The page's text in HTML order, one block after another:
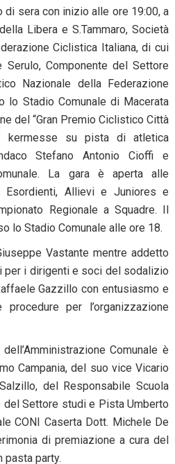
sera con inizio alle ore 19:00, a
Libera e S.Tammaro, Società
Ciclistica Italiana, di cui
Componente del Settore
Nazionale della Federazione
lo Stadio Comunale di Macerata
del “Gran Premio Ciclistico Città
kermesse su pista di atletica
Stefano Antonio Cioffi e
La gara è aperta alle
Esordienti, Allievi e Juniores e
Regionale a Squadre. Il
lo Stadio Comunale alle ore 18.
Vastante mentre addetto
per i dirigenti e soci del sodalizio
Gazzillo con entusiasmo e
per l’organizzazione
Comunale è
Campania, del suo vice Vicario
del Responsabile Scuola
Settore studi e Pista Umberto
CONI Caserta Dott. Michele De
di premiazione a cura del
pasta party.